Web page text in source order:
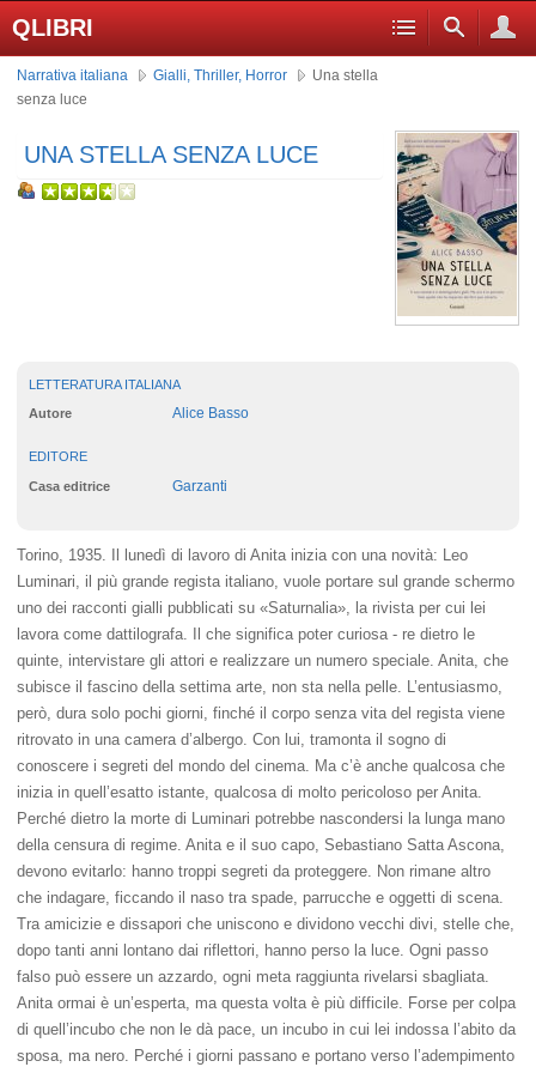
QLIBRI
Narrativa italiana Gialli, Thriller, Horror
Una stella
senza luce
UNA STELLA SENZA LUCE
LETTERATURA ITALIANA
Autore Alice Basso
EDITORE
Casa editrice Garzanti
Torino, 1935. Il lunedì di lavoro di Anita inizia con una novità: Leo
Luminari, il più grande regista italiano, vuole portare sul grande schermo
uno dei racconti gialli pubblicati su «Saturnalia», la rivista per cui lei
lavora come dattilografa. Il che significa poter curiosa - re dietro le
quinte, intervistare gli attori e realizzare un numero speciale. Anita, che
subisce il fascino della settima arte, non sta nella pelle. L’entusiasmo,
però, dura solo pochi giorni, finché il corpo senza vita del regista viene
ritrovato in una camera d’albergo. Con lui, tramonta il sogno di
conoscere i segreti del mondo del cinema. Ma c’è anche qualcosa che
inizia in quell’esatto istante, qualcosa di molto pericoloso per Anita.
Perché dietro la morte di Luminari potrebbe nascondersi la lunga mano
della censura di regime. Anita e il suo capo, Sebastiano Satta Ascona,
devono evitarlo: hanno troppi segreti da proteggere. Non rimane altro
che indagare, ficcando il naso tra spade, parrucche e oggetti di scena.
Tra amicizie e dissapori che uniscono e dividono vecchi divi, stelle che,
dopo tanti anni lontano dai riflettori, hanno perso la luce. Ogni passo
falso può essere un azzardo, ogni meta raggiunta rivelarsi sbagliata.
Anita ormai è un’esperta, ma questa volta è più difficile. Forse per colpa
di quell’incubo che non le dà pace, un incubo in cui lei indossa l’abito da
sposa, ma nero. Perché i giorni passano e portano verso l’adempimento